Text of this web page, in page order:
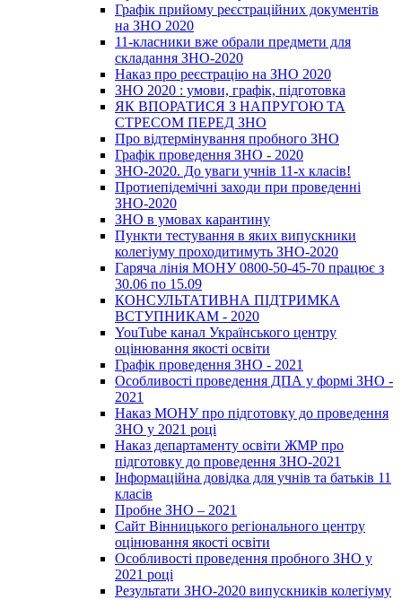
Графік прийому реєстраційних документів
на ЗНО 2020
11-класники вже обрали предмети для
складання ЗНО-2020
Наказ про реєстрацію на ЗНО 2020
ЗНО 2020 : умови, графік, підготовка
ЯК ВПОРАТИСЯ З НАПРУГОЮ ТА
СТРЕСОМ ПЕРЕД ЗНО
Про відтермінування пробного ЗНО
Графік проведення ЗНО - 2020
ЗНО-2020. До уваги учнів 11-х класів!
Протиепідемічні заходи при проведенні
ЗНО-2020
ЗНО в умовах карантину
Пункти тестування в яких випускники
колегіуму проходитимуть ЗНО-2020
Гаряча лінія МОНУ 0800-50-45-70 працює з
30.06 по 15.09
КОНСУЛЬТАТИВНА ПІДТРИМКА
ВСТУПНИКАМ - 2020
YouTube канал Українського центру
оцінювання якості освіти
Графік проведення ЗНО - 2021
Особливості проведення ДПА у формі ЗНО -
2021
Наказ МОНУ про підготовку до проведення
ЗНО у 2021 році
Наказ департаменту освіти ЖМР про
підготовку до проведення ЗНО-2021
Інформаційна довідка для учнів та батьків 11
класів
Пробне ЗНО – 2021
Сайт Вінницького регіонального центру
оцінювання якості освіти
Особливості проведення пробного ЗНО у
2021 році
Результати ЗНО-2020 випускників колегіуму